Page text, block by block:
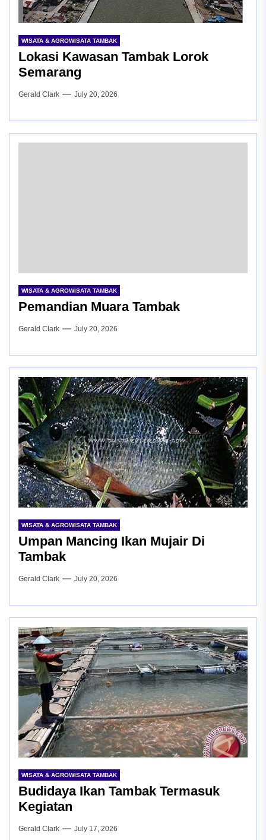
WISATA & AGROWISATA TAMBAK
Lokasi Kawasan Tambak Lorok
Semarang
Gerald Clark July 20, 2026
WISATA & AGROWISATA TAMBAK
Pemandian Muara Tambak
Gerald Clark July 20, 2026
WISATA & AGROWISATA TAMBAK
Umpan Mancing Ikan Mujair Di
Tambak
Gerald Clark July 20, 2026
WISATA & AGROWISATA TAMBAK
Budidaya Ikan Tambak Termasuk
Kegiatan
Gerald Clark July 17, 2026